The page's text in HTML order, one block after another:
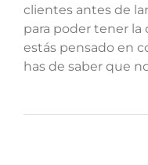
clientes antes de
para poder tener la
estás pensado en
has de saber que